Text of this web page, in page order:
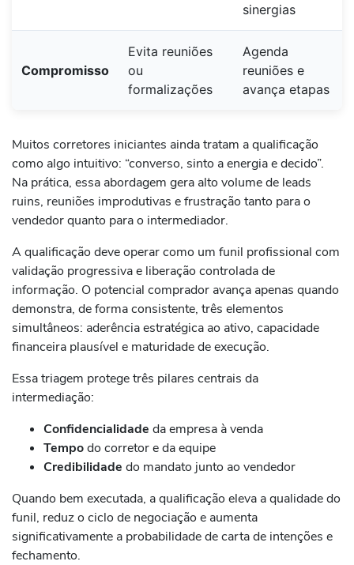
sinergias
Compromisso
Evita reuniões
ou
formalizações
Agenda
reuniões e
avança etapas
Muitos corretores iniciantes ainda tratam a qualificação
como algo intuitivo: “converso, sinto a energia e decido”.
Na prática, essa abordagem gera alto volume de leads
ruins, reuniões improdutivas e frustração tanto para o
vendedor quanto para o intermediador.
A qualificação deve operar como um funil profissional com
validação progressiva e liberação controlada de
informação. O potencial comprador avança apenas quando
demonstra, de forma consistente, três elementos
simultâneos: aderência estratégica ao ativo, capacidade
financeira plausível e maturidade de execução.
Essa triagem protege três pilares centrais da
intermediação:
Confidencialidade da empresa à venda
Tempodo corretor e da equipe
Credibilidade do mandato junto ao vendedor
Quando bem executada, a qualificação eleva a qualidade do
funil, reduz o ciclo de negociação e aumenta
significativamente a probabilidade de carta de intenções e
fechamento.